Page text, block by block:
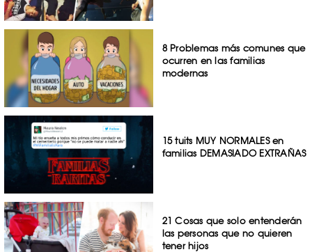
8 Problemas más comunes que
ocurren en las familias
modernas
15 tuits MUY NORMALES en
familias DEMASIADO EXTRAÑAS
21 Cosas que solo entenderán
las personas que no quieren
tener hijos